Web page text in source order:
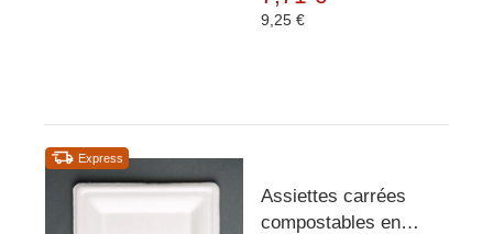
9,25 €
Express
Assiettes carrées
compostables en